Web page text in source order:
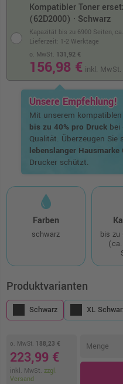
Kompatibler Toner
(62D2000) · Schwarz
Kapazität bis zu 6900 Seiten,
o. MwSt. 131,92 €
156,98 € inkl. MwSt.
Lieferzeit: 1-2 Werktage
Unsere Empfehlung!
Mit unserem
bis zu 40% pro Druckbei
Qualität. Überzeugen
lebenslanger Hausmarke
Drucker schützt.
Farben
schwarz
bis zu
Produktvarianten
Schwarz XL
o. MwSt. 188,23 €
223,99 €
inkl. MwSt. zzgl.
Versand
Menge